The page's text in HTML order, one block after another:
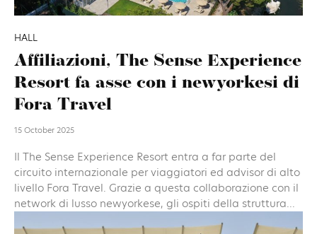
HALL
Affiliazioni, The Sense Experience
Resort fa asse con i newyorkesi di
Fora Travel
15 October 2025
Il The Sense Experience Resort entra a far parte del
circuito internazionale per viaggiatori ed advisor di alto
livello Fora Travel. Grazie a questa collaborazione con il
network di lusso newyorkese, gli ospiti della struttura...